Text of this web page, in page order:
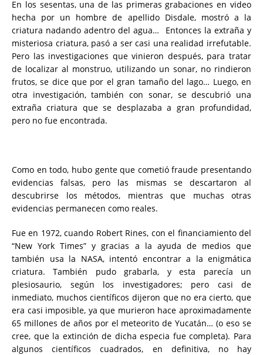
En los sesentas, una de las primeras grabaciones en video
hecha por un hombre de apellido Disdale, mostró a la
criatura nadando adentro del agua…
Entonces la extraña y
misteriosa criatura, pasó a ser casi una realidad irrefutable.
Pero las investigaciones que vinieron después, para tratar
de localizar al monstruo, utilizando un sonar, no rindieron
frutos, se dice que por el gran tamaño del lago… Luego, en
otra investigación, también con sonar, se descubrió una
extraña criatura que se desplazaba a gran profundidad,
pero no fue encontrada.
Como en todo, hubo gente que cometió fraude presentando
evidencias falsas, pero las mismas se descartaron al
descubrirse los métodos, mientras que muchas otras
evidencias permanecen como reales.
Fue en 1972, cuando Robert Rines, con el financiamiento del
“New York Times” y gracias a la ayuda de medios que
también usa la NASA, intentó encontrar a la enigmática
criatura. También pudo grabarla, y esta parecía un
plesiosaurio, según los investigadores; pero casi de
inmediato, muchos científicos dijeron que no era cierto, que
era casi imposible, ya que murieron hace aproximadamente
65 millones de años por el meteorito de Yucatán… (o eso se
cree, que la extinción de dicha especia fue completa). Para
algunos científicos cuadrados, en definitiva, no hay